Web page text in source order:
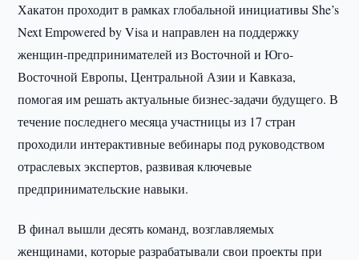
Хакатон проходит в рамках глобальной инициативы She’s
Next Empowered by Visa и направлен на поддержку
женщин-предпринимателей из Восточной и Юго-
Восточной Европы, Центральной Азии и Кавказа,
помогая им решать актуальные бизнес-задачи будущего. В
течение последнего месяца участницы из 17 стран
проходили интерактивные вебинары под руководством
отраслевых экспертов, развивая ключевые
предпринимательские навыки.
В финал вышли десять команд, возглавляемых
женщинами, которые разрабатывали свои проекты при